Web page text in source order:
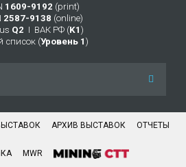
1609-9192 (print)
2587-9138 (online)
Q2 Ι ВАК РФ (K1 )
список (Уровень 1 )
АРХИВ ВЫСТАВОК ОТЧЕТЫ
MWR